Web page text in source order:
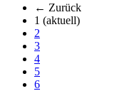
← Zurück
1 (aktuell)
2
3
4
5
6